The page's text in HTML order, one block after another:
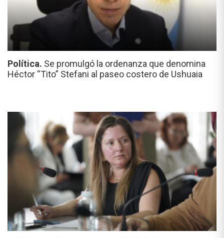
Política. Se promulgó la ordenanza que denomina
Héctor “Tito” Stefani al paseo costero de Ushuaia